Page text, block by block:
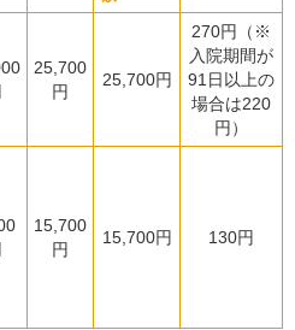
25,700
円
25,700円
270円（※
入院期間が
91日以上の
場合は220
円）
15,700
円
15,700円 130円